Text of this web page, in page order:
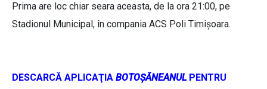
Prima are loc chiar seara aceasta, de la ora 21:00, pe
Stadionul Municipal, în compania ACS Poli Timişoara.
DESCARCĂ APLICAŢIA BOTOŞĂNEANUL PENTRU